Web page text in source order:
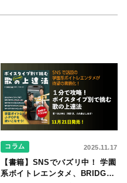
コラム 2025.11.17
【書籍】SNSでバズリ中！ 学園
系ボイトレエンタメ、BRIDGE